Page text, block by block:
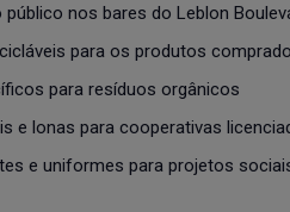
nos bares do Leblon
para os produtos
para resíduos orgânicos
e lonas para cooperativas
e uniformes para projetos